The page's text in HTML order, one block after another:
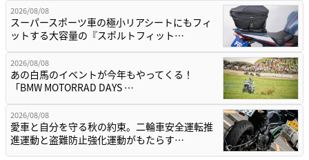
2026/08/08
スーパースポーツ車の極小リアシートにもフィ
ットする大容量の『スポルトフィット…
2026/08/08
あの白馬のイベントが今年もやってくる！
「BMW MOTORRAD DAYS …
2026/08/08
愛車と自分を守る秋の約束。二輪車安全運転推
進運動と盗難防止強化運動がもたらす…